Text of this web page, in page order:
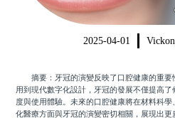
根管
美學收
箍牙收
門診時
2025-04-01
摘要：牙冠的演變反映了口腔健康的重要
用到現代數字化設計，牙冠的發展不僅提高
度與使用體驗。未來的口腔健康將在材料科
化醫療方面與牙冠的演變密切相關，展現出更